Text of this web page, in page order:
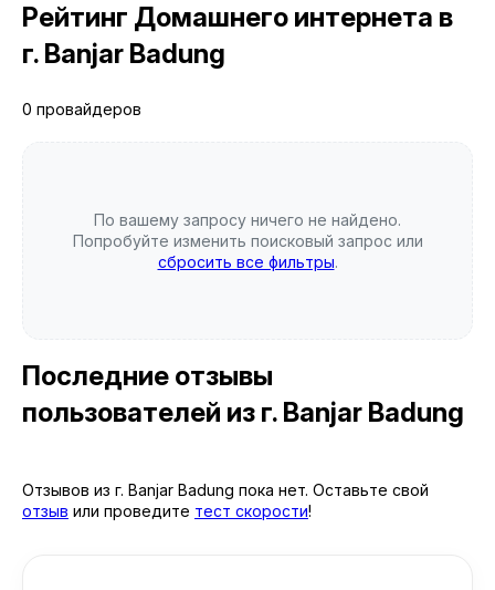
Рейтинг Домашнего интернета в
г. Banjar Badung
0 провайдеров
По вашему запросу ничего не найдено.
Попробуйте изменить поисковый запрос или
сбросить все фильтры.
Последние отзывы
пользователей из г. Banjar Badung
Отзывов из г. Banjar Badung пока нет. Оставьте свой
отзыв или проведите тест скорости!